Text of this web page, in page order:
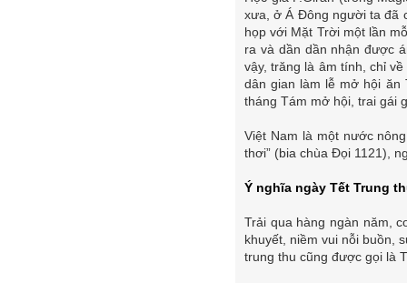
xưa, ở Á Đông người ta đã
họp với Mặt Trời một lần
ra và dần dần nhận được
vậy, trăng là âm tính, chỉ
dân gian làm lễ mở hội ăn
tháng Tám mở hội, trai gái
Việt Nam là một nước
thơi” (bia chùa Đọi 1121),
Ý nghĩa ngày Tết Trung
Trải qua hàng ngàn năm,
khuyết, niềm vui nỗi buồn,
trung thu cũng được gọi là